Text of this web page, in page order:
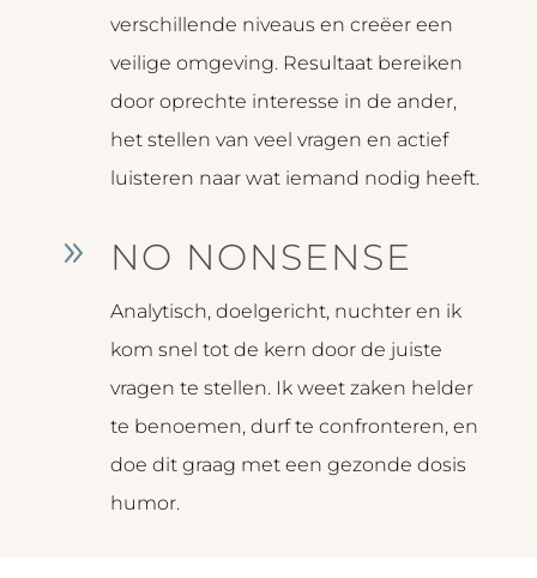
verschillende niveaus en creëer een
veilige omgeving. Resultaat bereiken
door oprechte interesse in de ander,
het stellen van veel vragen en actief
luisteren naar wat iemand nodig heeft.
9 NO NONSENSE
Analytisch, doelgericht, nuchter en ik
kom snel tot de kern door de juiste
vragen te stellen. Ik weet zaken helder
te benoemen, durf te confronteren, en
doe dit graag met een gezonde dosis
humor.